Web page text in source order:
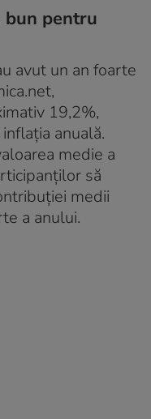
pentru
avut un an foarte
19,2%,
anuală.
medie a
să
medii
a anului.